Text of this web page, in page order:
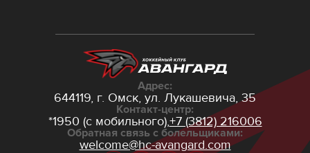
Адрес:
644119, г. Омск, ул. Лукашевича, 35
Контакт-центр:
*1950 (с мобильного),+7 (3812) 216006
Обратная связь с болельщиками:
welcome@hc-avangard.com